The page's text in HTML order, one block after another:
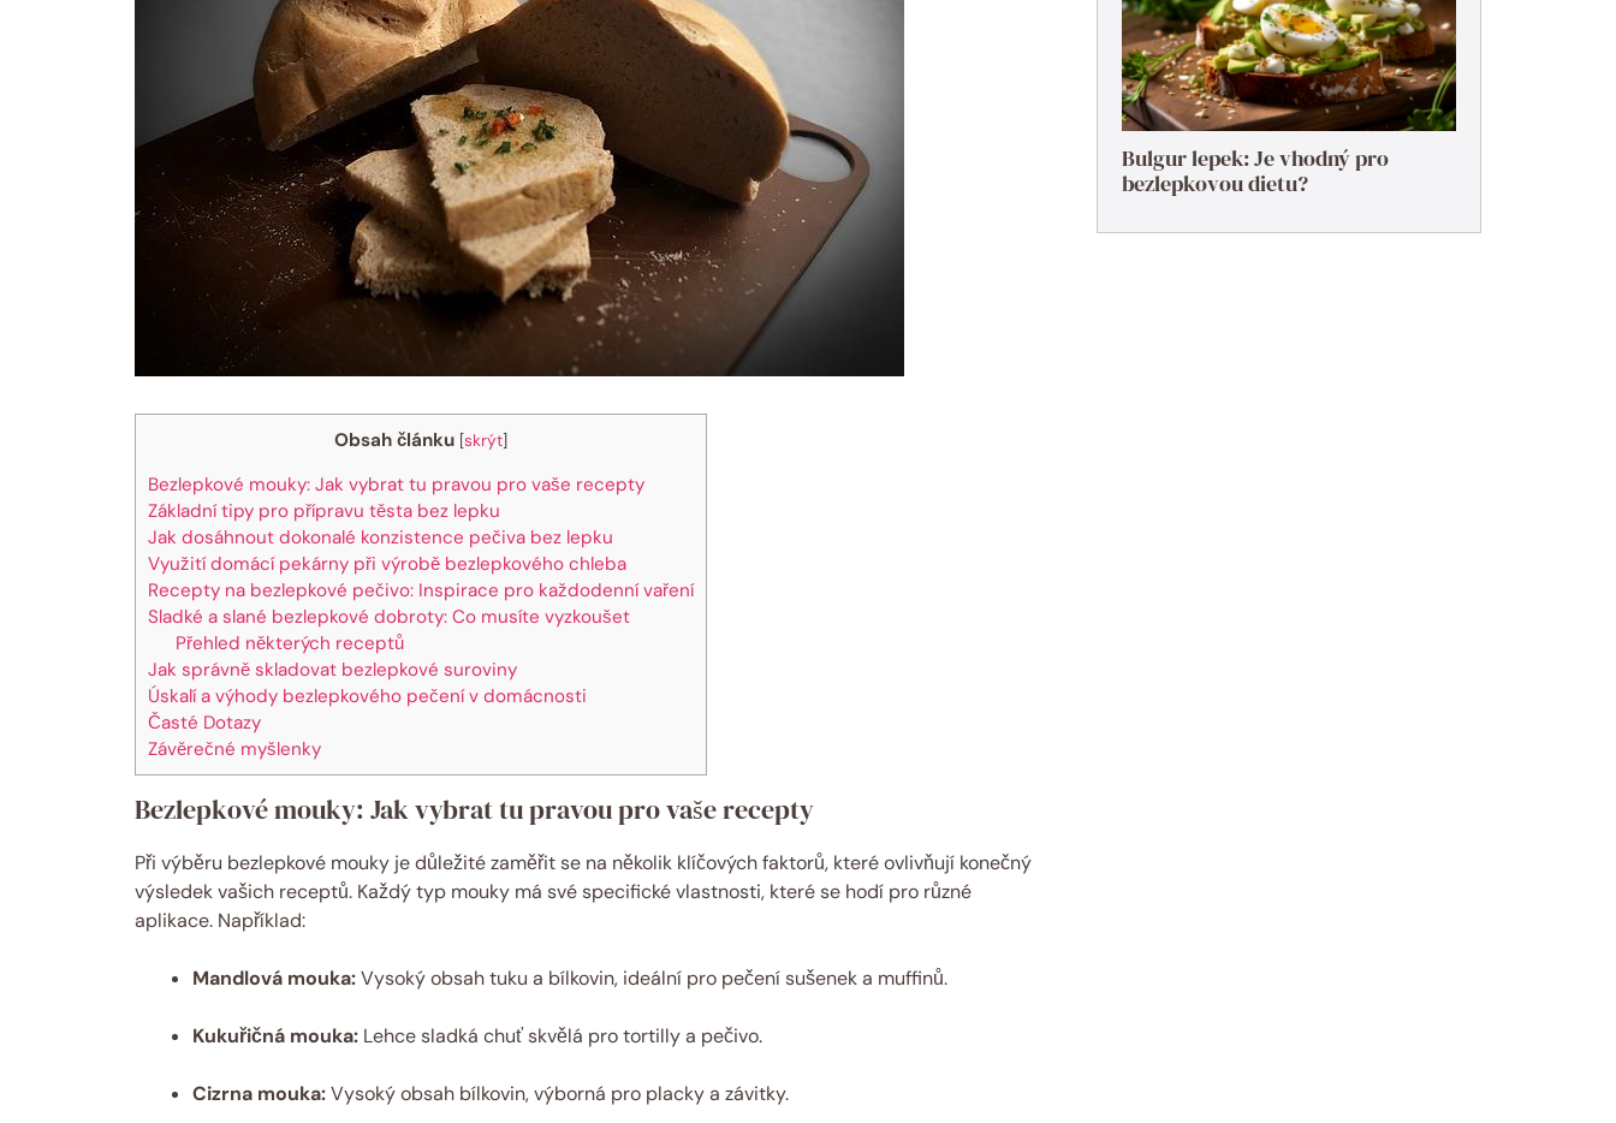
Obsah článku [skrýt]
Bezlepkové mouky: Jak vybrat tu pravou pro vaše recepty
Základní tipy pro přípravu těsta bez lepku
Jak dosáhnout dokonalé konzistence pečiva bez lepku
Využití domácí pekárny při výrobě bezlepkového chleba
Recepty na bezlepkové pečivo: Inspirace pro každodenní vaření
Sladké a slané bezlepkové dobroty: Co musíte vyzkoušet
Přehled některých receptů
Jak správně skladovat bezlepkové suroviny
Úskalí a výhody bezlepkového pečení v domácnosti
Časté Dotazy
Závěrečné myšlenky
Bezlepkové mouky: Jak vybrat tu pravou pro vaše recepty
Při výběru bezlepkové mouky je důležité zaměřit se na několik klíčových faktorů, které ovlivňují konečný
výsledek vašich receptů. Každý typ mouky má své specifické vlastnosti, které se hodí pro různé
aplikace. Například:
Mandlová mouka:Vysoký obsah tuku a bílkovin, ideální pro pečení sušenek a muffinů.
Kukuřičná mouka: Lehce sladká chuť skvělá pro tortilly a pečivo.
Cizrna mouka:Vysoký obsah bílkovin, výborná pro placky a závitky.
Bulgur lepek: Je vhodný pro
bezlepkovou dietu?